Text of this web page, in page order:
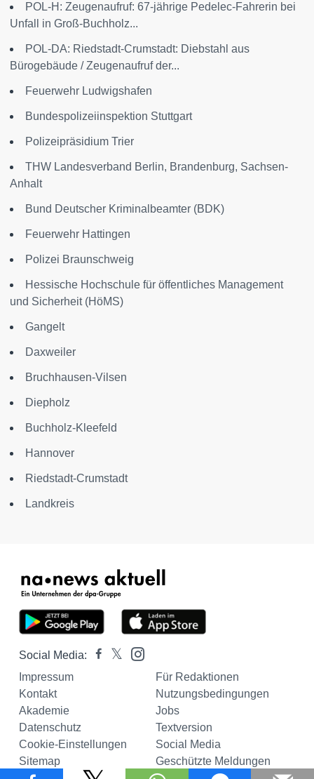
POL-H: Zeugenaufruf: 67-jährige Pedelec-Fahrerin bei
Unfall in Groß-Buchholz...
POL-DA: Riedstadt-Crumstadt: Diebstahl aus
Bürogebäude / Zeugenaufruf der...
Feuerwehr Ludwigshafen
Bundespolizeiinspektion Stuttgart
Polizeipräsidium Trier
THW Landesverband Berlin, Brandenburg, Sachsen-
Anhalt
Bund Deutscher Kriminalbeamter (BDK)
Feuerwehr Hattingen
Polizei Braunschweig
Hessische Hochschule für öffentliches Management
und Sicherheit (HöMS)
Gangelt
Daxweiler
Bruchhausen-Vilsen
Diepholz
Buchholz-Kleefeld
Hannover
Riedstadt-Crumstadt
Landkreis
Social Media:
Impressum
Für Redaktionen
Kontakt
Nutzungsbedingungen
Akademie
Jobs
Datenschutz
Textversion
Cookie-Einstellungen
Social Media
Sitemap
Geschützte Meldungen